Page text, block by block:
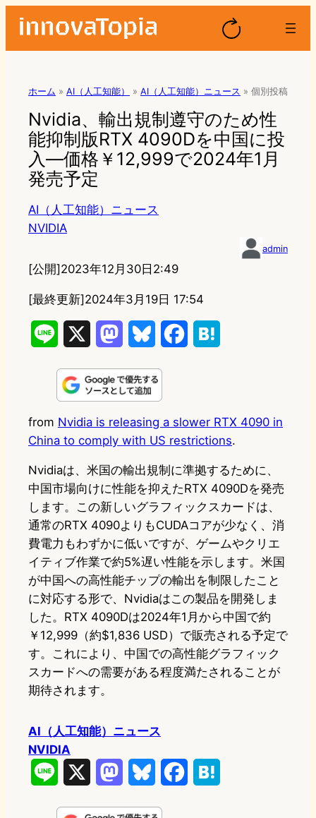
ホーム » AI（人工知能） » AI（人工知能）ニュース » 個別投稿
Nvidia、輸出規制遵守のため性
能抑制版RTX 4090Dを中国に投
入—価格￥12,999で2024年1月
発売予定
AI（人工知能）ニュース
NVIDIA
admin
[公開]2023年12月30日2:49
[最終更新]2024年3月19日 17:54
n
e
s
o
d
o
n
u
s
k
y
b
o
o
k
e
n
a
from Nvidia is releasing a slower RTX 4090 in
China to comply with US restrictions.
Nvidiaは、米国の輸出規制に準拠するために、
中国市場向けに性能を抑えたRTX 4090Dを発売
します。この新しいグラフィックスカードは、
通常のRTX 4090よりもCUDAコアが少なく、消
費電力もわずかに低いですが、ゲームやクリエ
イティブ作業で約5%遅い性能を示します。米国
が中国への高性能チップの輸出を制限したこと
に対応する形で、Nvidiaはこの製品を開発しま
した。RTX 4090Dは2024年1月から中国で約
￥12,999（約$1,836 USD）で販売される予定で
す。これにより、中国での高性能グラフィック
スカードへの需要がある程度満たされることが
期待されます。
AI（人工知能）ニュース
NVIDIA